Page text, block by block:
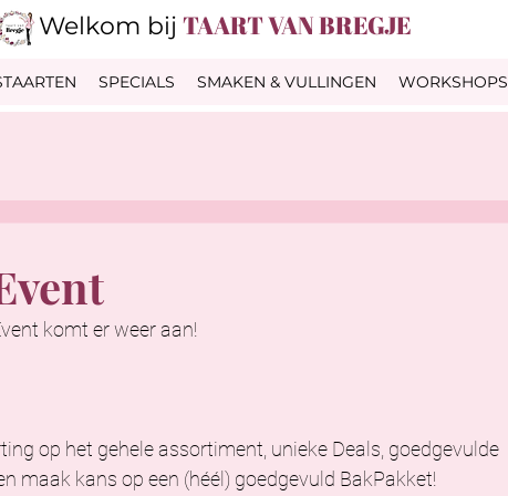
Welkom bij TAART VAN BREGJE
SPECIALS SMAKEN & VULLINGEN WORKSHOPS
komt er weer aan!
op het gehele assortiment, unieke Deals, goedgevulde
maak kans op een (héél) goedgevuld BakPakket!